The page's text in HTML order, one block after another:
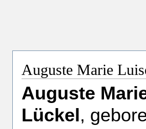
Auguste Marie
Auguste
Lückel,